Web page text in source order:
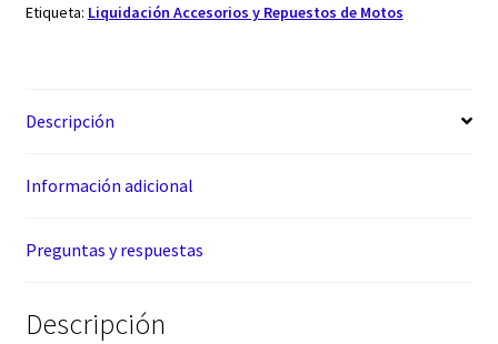
Etiqueta: Liquidación Accesorios y Repuestos de Motos
Descripción
Información adicional
Preguntas y respuestas
Descripción